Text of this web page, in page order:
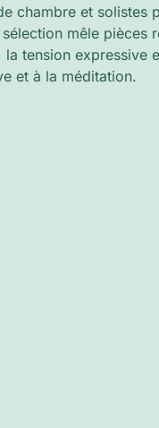
chambre et solistes
mêle pièces
tension expressive
et à la méditation.